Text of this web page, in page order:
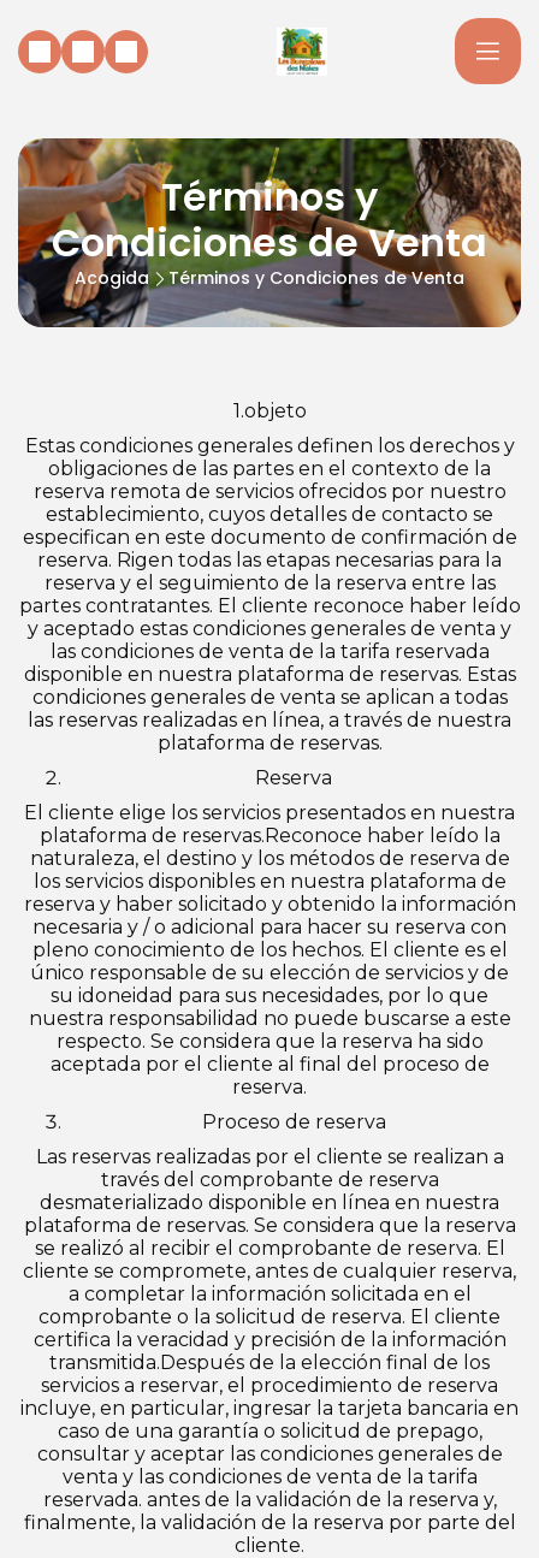
Términos y
Condiciones de Venta
Acogida Términos y Condiciones de Venta
1.objeto
Estas condiciones generales definen los derechos y
obligaciones de las partes en el contexto de la
reserva remota de servicios ofrecidos por nuestro
establecimiento, cuyos detalles de contacto se
especifican en este documento de confirmación de
reserva. Rigen todas las etapas necesarias para la
reserva y el seguimiento de la reserva entre las
partes contratantes. El cliente reconoce haber leído
y aceptado estas condiciones generales de venta y
las condiciones de venta de la tarifa reservada
disponible en nuestra plataforma de reservas. Estas
condiciones generales de venta se aplican a todas
las reservas realizadas en línea, a través de nuestra
plataforma de reservas.
Reserva
El cliente elige los servicios presentados en nuestra
plataforma de reservas.Reconoce haber leído la
naturaleza, el destino y los métodos de reserva de
los servicios disponibles en nuestra plataforma de
reserva y haber solicitado y obtenido la información
necesaria y / o adicional para hacer su reserva con
pleno conocimiento de los hechos. El cliente es el
único responsable de su elección de servicios y de
su idoneidad para sus necesidades, por lo que
nuestra responsabilidad no puede buscarse a este
respecto. Se considera que la reserva ha sido
aceptada por el cliente al final del proceso de
reserva.
Proceso de reserva
Las reservas realizadas por el cliente se realizan a
través del comprobante de reserva
desmaterializado disponible en línea en nuestra
plataforma de reservas. Se considera que la reserva
se realizó al recibir el comprobante de reserva. El
cliente se compromete, antes de cualquier reserva,
a completar la información solicitada en el
comprobante o la solicitud de reserva. El cliente
certifica la veracidad y precisión de la información
transmitida.Después de la elección final de los
servicios a reservar, el procedimiento de reserva
incluye, en particular, ingresar la tarjeta bancaria en
caso de una garantía o solicitud de prepago,
consultar y aceptar las condiciones generales de
venta y las condiciones de venta de la tarifa
reservada. antes de la validación de la reserva y,
finalmente, la validación de la reserva por parte del
cliente.